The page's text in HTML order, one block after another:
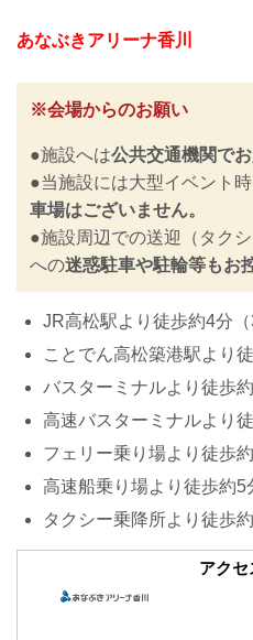
あなぶきアリーナ香川
※会場からのお願い
●施設へは公共交通機関でお
●当施設には大型イベント
車場はございません。
●施設周辺での送迎（タク
への迷惑駐車や駐輪等もお
JR高松駅より徒歩約4分（
ことでん高松築港駅より
バスターミナルより徒歩
高速バスターミナルより
フェリー乗り場より徒歩
高速船乗り場より徒歩約5
タクシー乗降所より徒歩
アクセ